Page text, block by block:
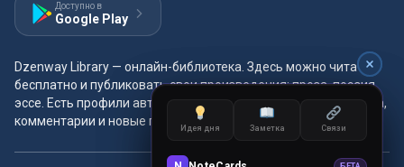
Доступно в
Google Play
Dzenway Library — онлайн-библиотека. Здесь можно читать
бесплатно и публиковать свои произведения: проза, поэзия,
эссе. Есть профили авторов, жанры и метки, удобная читалка,
комментарии и новые главы каждый день.
Идея дня Заметка Связи
Идея дня Заметка Связи